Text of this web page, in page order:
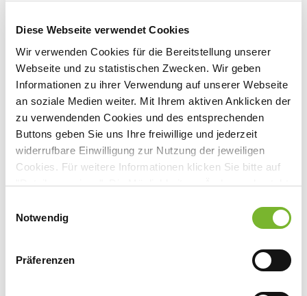
Diese Webseite verwendet Cookies
Wir verwenden Cookies für die Bereitstellung unserer
Webseite und zu statistischen Zwecken. Wir geben
Informationen zu ihrer Verwendung auf unserer Webseite
an soziale Medien weiter. Mit Ihrem aktiven Anklicken der
zu verwendenden Cookies und des entsprechenden
Buttons geben Sie uns Ihre freiwillige und jederzeit
widerrufbare Einwilligung zur Nutzung der jeweiligen
Cookies. Für weitere Informationen klicken Sie bitte auf
"Details anzeigen". Die Möglichkeit zur Änderung besteht
Datenschutzerklärung
Notwendig
Präferenzen
aerzteblatt.de/cme
on-demand, 50859 Köln
Anbieter:
Herrn Prof. Dr. Baethge
50859 Köln